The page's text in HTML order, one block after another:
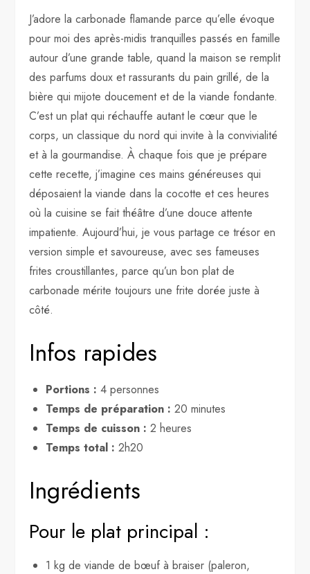
J’adore la carbonade flamande parce qu’elle évoque
pour moi des après-midis tranquilles passés en famille
autour d’une grande table, quand la maison se remplit
des parfums doux et rassurants du pain grillé, de la
bière qui mijote doucement et de la viande fondante.
C’est un plat qui réchauffe autant le cœur que le
corps, un classique du nord qui invite à la convivialité
et à la gourmandise. À chaque fois que je prépare
cette recette, j’imagine ces mains généreuses qui
déposaient la viande dans la cocotte et ces heures
où la cuisine se fait théâtre d’une douce attente
impatiente. Aujourd’hui, je vous partage ce trésor en
version simple et savoureuse, avec ses fameuses
frites croustillantes, parce qu’un bon plat de
carbonade mérite toujours une frite dorée juste à
côté.
Infos rapides
Portions : 4 personnes
Temps de préparation : 20 minutes
Temps de cuisson : 2 heures
Temps total : 2h20
Ingrédients
Pour le plat principal :
1 kg de viande de bœuf à braiser (paleron,